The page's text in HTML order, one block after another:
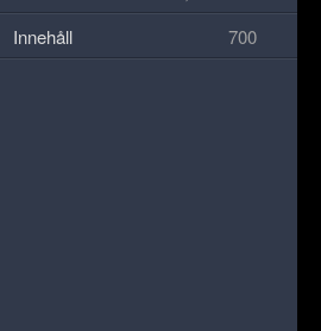
Innehåll
700